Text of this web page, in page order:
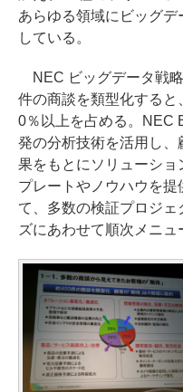
あらゆる領域にビッグデ
している。
NEC ビッグデータ戦
件の商談を類型化する
0％以上を占める。NEC
発の分析技術を活用し
果をもとにソリューシ
プレートやノウハウを
て、多数の検証プロジ
ズにあわせて順次メニュ